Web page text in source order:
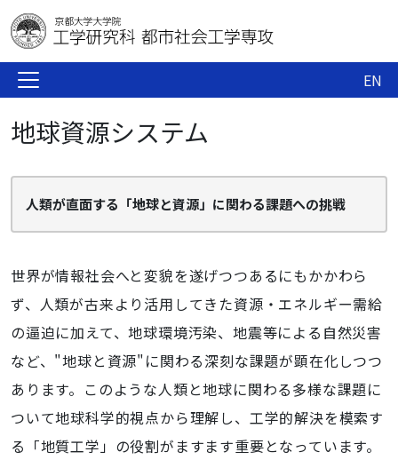
EN
地球資源システム
人類が直面する「地球と資源」に関わる課題への挑戦
世界が情報社会へと変貌を遂げつつあるにもかかわら
ず、人類が古来より活用してきた資源・エネルギー需給
の逼迫に加えて、地球環境汚染、地震等による自然災害
など、"地球と資源"に関わる深刻な課題が顕在化しつつ
あります。このような人類と地球に関わる多様な課題に
ついて地球科学的視点から理解し、工学的解決を模索す
る「地質工学」の役割がますます重要となっています。